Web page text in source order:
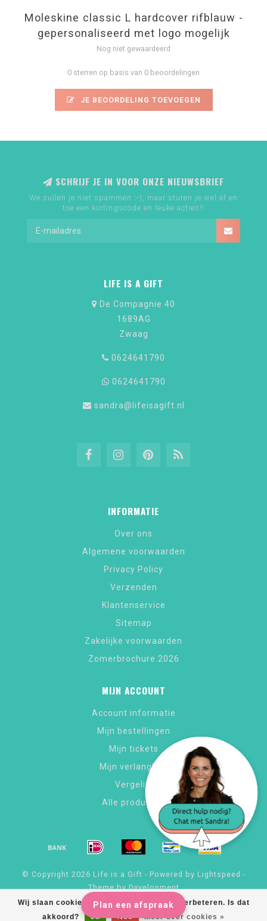
Moleskine classic L hardcover rifblauw -
gepersonaliseerd met logo mogelijk
Nog niet gewaardeerd
0 sterren op basis van 0 beoordelingen
JE BEOORDELING TOEVOEGEN
Wij slaan cookies op om onze website te verbeteren. Is dat
akkoord?
Ja Nee Meer over cookies »
SCHRIJF JE IN VOOR ONZE NIEUWSBRIEF
We zullen je niet spammen :-), maar sturen je wel af en
toe een kortingscode en leuke acties!!
LIFE IS A GIFT
De Compagnie 40
1689AG
Zwaag
0624641790
0624641790
sandra@lifeisagift.nl
INFORMATIE
Over ons
Algemene voorwaarden
Privacy Policy
Verzenden
Klantenservice
Sitemap
Zakelijke voorwaarden
Zomerbrochure 2026
MIJN ACCOUNT
Account informatie
Mijn bestellingen
Mijn tickets
Mijn verlanglijst
Vergelijk
Alle producten
© Copyright 2026 Life is a Gift - Powered by Lightspeed -
Theme byDyvelopment
Plan een afspraak